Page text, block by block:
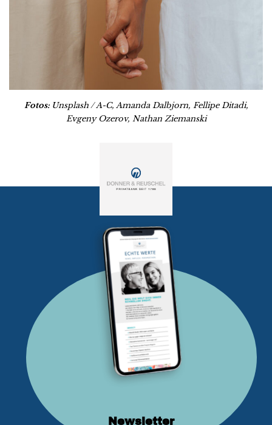
Fotos: Unsplash / A-C, Amanda Dalbjorn, Fellipe Ditadi,
Evgeny Ozerov, Nathan Ziemanski
Newsletter